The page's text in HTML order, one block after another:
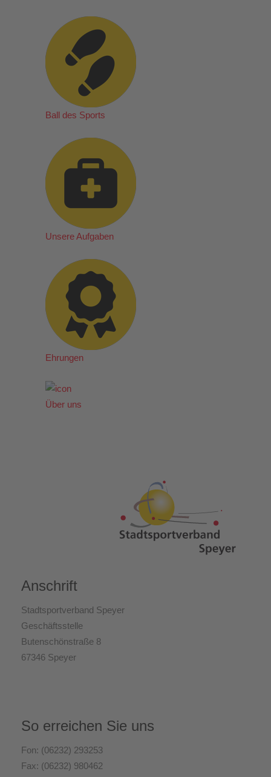
Ball des Sports
Unsere Aufgaben
Ehrungen
Über uns
Anschrift
Stadtsportverband Speyer
Geschäftsstelle
Butenschönstraße 8
67346 Speyer
So erreichen Sie uns
Fon: (06232) 293253
Fax: (06232) 980462